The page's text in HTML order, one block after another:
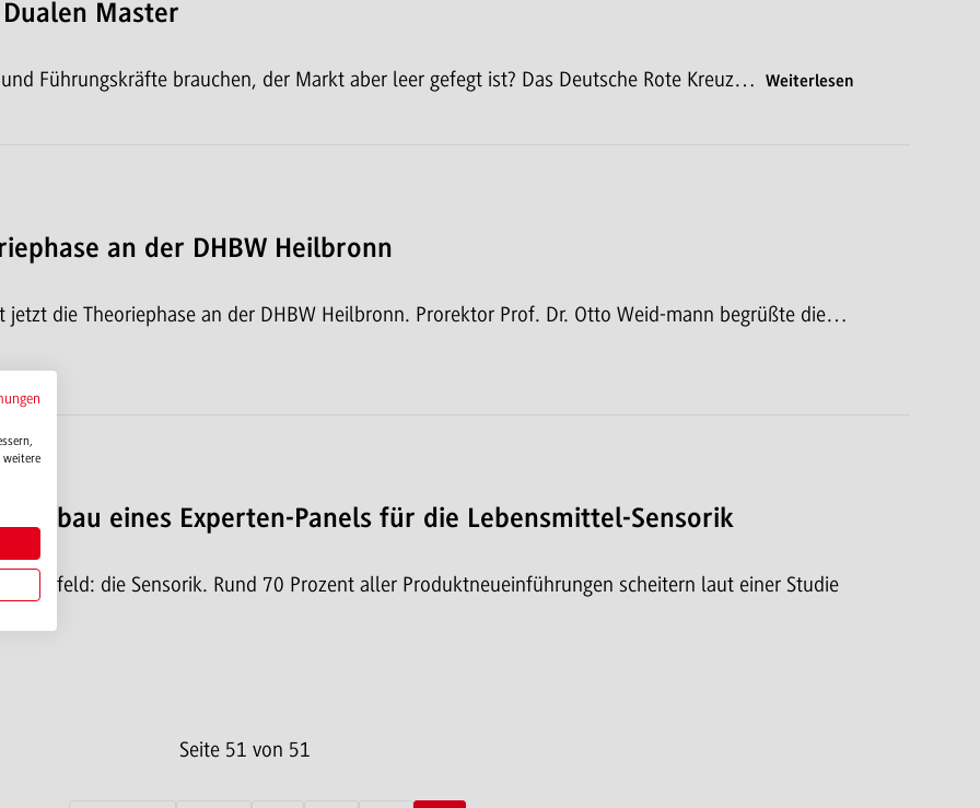
Master
Führungskräfte brauchen, der Markt aber leer gefegt ist? Das Deutsche Rote Kreuz… Weiterlesen
an der DHBW Heilbronn
jetzt die Theoriephase an der DHBW Heilbronn. Prorektor Prof. Dr. Otto Weid-mann begrüßte die…
eines Experten-Panels für die Lebensmittel-Sensorik
die Sensorik. Rund 70 Prozent aller Produktneueinführungen scheitern laut einer Studie
Seite 51 von 51
weitere